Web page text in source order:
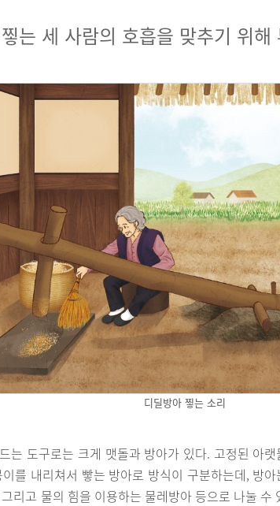
는 세 사람의 호흡을 맞추기 위해
디딜방아 찧는 소리
는 도구로는 크게 맷돌과 방아가 있다. 고정된 아
를 내리쳐서 빻는 방아로 방식이 구분하는데, 방
리고 물의 힘을 이용하는 물레방아 등으로 나눌 수